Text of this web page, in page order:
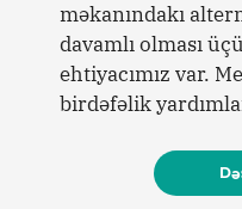
məkanındakı
davamlı olması
ehtiyacımız var.
birdəfəlik